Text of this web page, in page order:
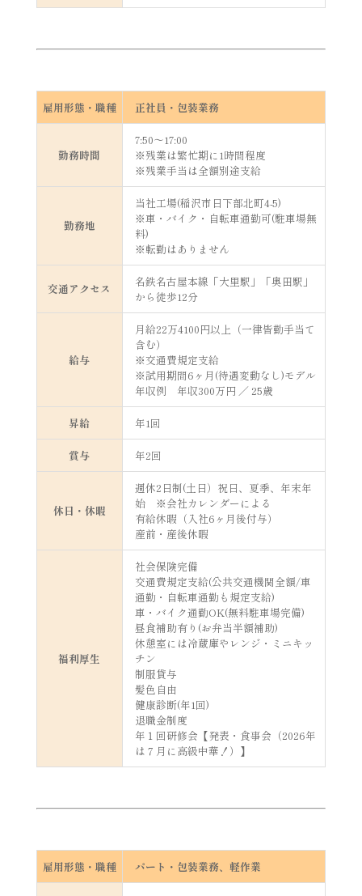
雇用形態・職種 正社員・包装業務
勤務時間
7:50～17:00
※残業は繁忙期に1時間程度
※残業手当は全額別途支給
勤務地
当社工場(稲沢市日下部北町4-5)
※車・バイク・自転車通勤可(駐車場無
料)
※転勤はありません
交通アクセス
名鉄名古屋本線「大里駅」「奥田駅」
から徒歩12分
給与
月給22万4100円以上（一律皆勤手当て
含む）
※交通費規定支給
※試用期間6ヶ月(待遇変動なし)モデル
年収例 年収300万円 ／ 25歳
昇給 年1回
賞与 年2回
休日・休暇
週休2日制(土日）祝日、夏季、年末年
始 ※会社カレンダーによる
有給休暇（入社6ヶ月後付与）
産前・産後休暇
福利厚生
社会保険完備
交通費規定支給(公共交通機関全額/車
通勤・自転車通勤も規定支給)
車・バイク通勤OK(無料駐車場完備)
昼食補助有り(お弁当半額補助)
休憩室には冷蔵庫やレンジ・ミニキッ
チン
制服貸与
髪色自由
健康診断(年1回)
退職金制度
年１回研修会【発表・食事会（2026年
は７月に高級中華！）】
雇用形態・職種 パート・包装業務、軽作業